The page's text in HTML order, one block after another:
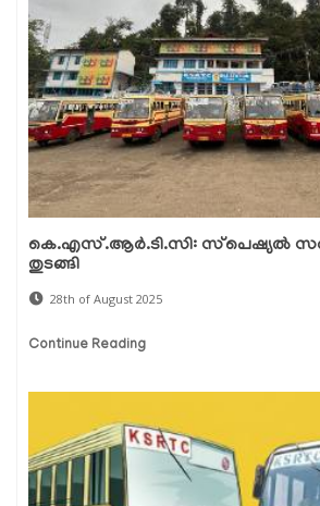
കെ.എസ്.ആർ.ടി.സി: സ്‌പെഷ്യൽ
തുടങ്ങി
28th of August 2025
Continue Reading